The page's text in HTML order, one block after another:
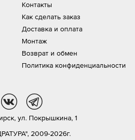
Контакты
Как сделать заказ
Доставка и оплата
Монтаж
Возврат и обмен
Политика конфиденциальности
2009-2026г.
ул. Покрышкина, 1
tg